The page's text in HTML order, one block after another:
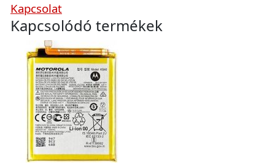
Kapcsolat
Kapcsolódó termékek